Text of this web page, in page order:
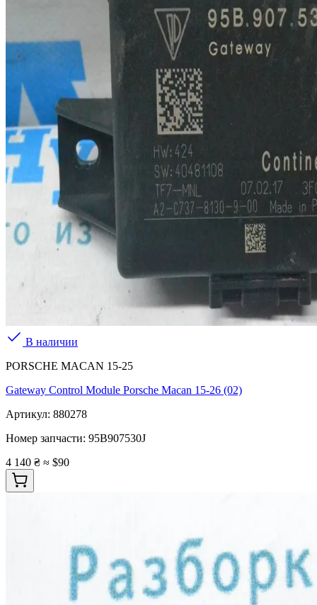
В наличии
PORSCHE MACAN 15-25
Gateway Control Module Porsche Macan 15-26 (02)
Артикул: 880278
Номер запчасти: 95B907530J
4 140 ₴ ≈ $90